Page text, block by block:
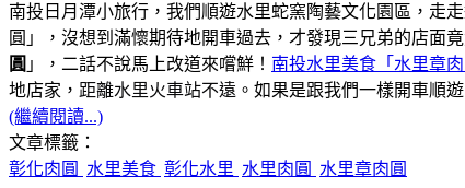
南投日月潭小旅行，我們順遊水里蛇窯陶藝文化園區，走
圓」，沒想到滿懷期待地開車過去，才發現三兄弟的店面
圓 」，二話不說馬上改道來嚐鮮！ 南投水里美食「水里章
地店家， 距離水里火車站不遠 。如果是跟我們一樣開車順
(繼續閱讀...)
文章標籤：
彰化肉圓
水里美食 彰化水里 水里肉圓 水里章肉圓